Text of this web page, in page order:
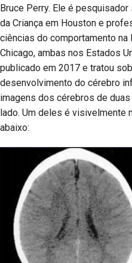
Bruce Perry. Ele é
da Criança em Houston e
ciências do comportamento
Chicago, ambas nos Estados
publicado em 2017 e tratou
desenvolvimento do cérebro
imagens dos cérebros de
lado. Um deles é visivelmente
abaixo: